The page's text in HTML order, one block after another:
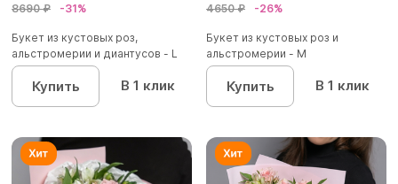
8690 ₽ -31%
Букет из кустовых роз,
альстромерии и диантусов - L
Купить В 1 клик
4650 ₽ -26%
Букет из кустовых роз и
альстромерии - М
Купить В 1 клик